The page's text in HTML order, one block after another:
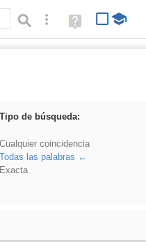
Búsqueda avanzada
Ayuda
(en
Tipo de búsqueda:
Cualquier coincidencia
Todas las palabras
Exacta